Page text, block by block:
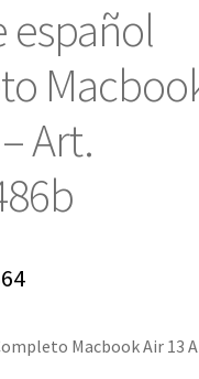
español
Art.
64El
actualMacbook Air 13